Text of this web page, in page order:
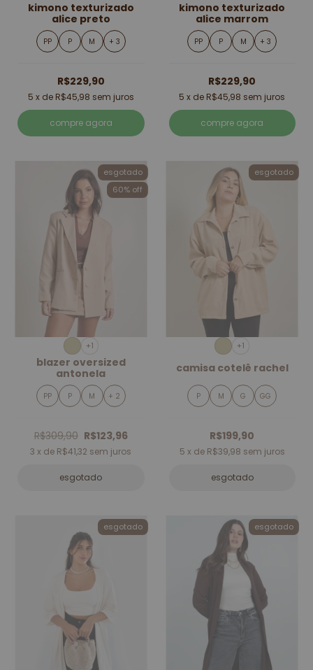
kimono texturizado
alice preto
PP P M + 3
R$229,90
5 x de R$45,98 sem juros
compre agora
kimono texturizado
alice marrom
PP P M + 3
R$229,90
5 x de R$45,98 sem juros
compre agora
esgotado
60% off
+1
blazer oversized
antonela
PP P M + 2
R$309,90 R$123,96
3 x de R$41,32 sem juros
esgotado
esgotado
+1
camisa cotelê rachel
P M G GG
R$199,90
5 x de R$39,98 sem juros
esgotado
esgotado esgotado